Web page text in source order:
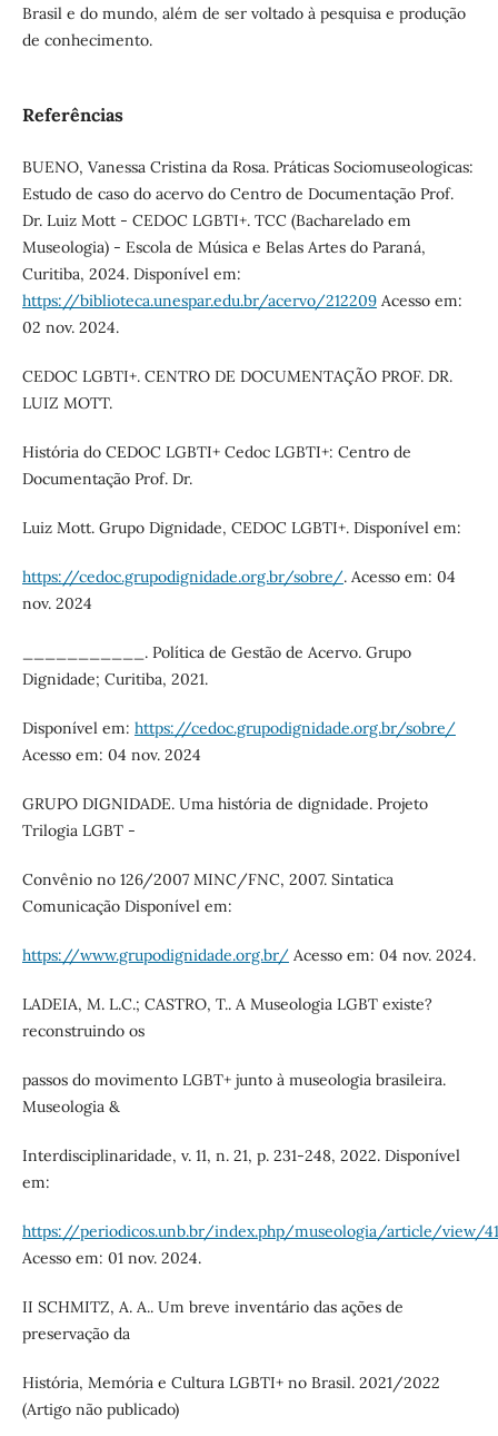
Brasil e do mundo, além de ser voltado à pesquisa e produção
de conhecimento.
Referências
BUENO, Vanessa Cristina da Rosa. Práticas Sociomuseologicas:
Estudo de caso do acervo do Centro de Documentação Prof.
Dr. Luiz Mott - CEDOC LGBTI+. TCC (Bacharelado em
Museologia) - Escola de Música e Belas Artes do Paraná,
Curitiba, 2024. Disponível em:
https://biblioteca.unespar.edu.br/acervo/212209Acesso em:
02 nov. 2024.
CEDOC LGBTI+. CENTRO DE DOCUMENTAÇÃO PROF. DR.
LUIZ MOTT.
História do CEDOC LGBTI+ Cedoc LGBTI+: Centro de
Documentação Prof. Dr.
Luiz Mott. Grupo Dignidade, CEDOC LGBTI+. Disponível em:
https://cedoc.grupodignidade.org.br/sobre/. Acesso em: 04
nov. 2024
___________. Política de Gestão de Acervo. Grupo
Dignidade; Curitiba, 2021.
Disponível em: https://cedoc.grupodignidade.org.br/sobre/
Acesso em: 04 nov. 2024
GRUPO DIGNIDADE. Uma história de dignidade. Projeto
Trilogia LGBT -
Convênio no 126/2007 MINC/FNC, 2007. Sintatica
Comunicação Disponível em:
https://www.grupodignidade.org.br/Acesso em: 04 nov. 2024.
LADEIA, M. L.C.; CASTRO, T.. A Museologia LGBT existe?
reconstruindo os
passos do movimento LGBT+ junto à museologia brasileira.
Museologia &
Interdisciplinaridade, v. 11, n. 21, p. 231-248, 2022. Disponível
em:
https://periodicos.unb.br/index.php/museologia/article/view/
Acesso em: 01 nov. 2024.
II SCHMITZ, A. A.. Um breve inventário das ações de
preservação da
História, Memória e Cultura LGBTI+ no Brasil. 2021/2022
(Artigo não publicado)